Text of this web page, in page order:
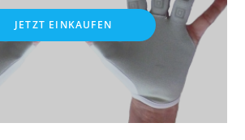
JETZT EINKAUFEN